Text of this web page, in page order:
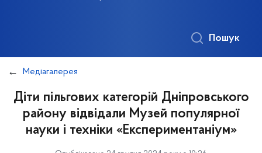
Пошук
Медіагалерея
Діти пільгових категорій Дніпровського
району відвідали Музей популярної
науки і техніки «Експериментаніум»